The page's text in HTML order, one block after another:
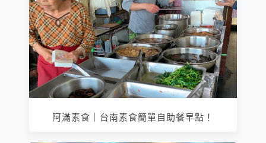
阿滿素食｜台南素食簡單自助餐早點！